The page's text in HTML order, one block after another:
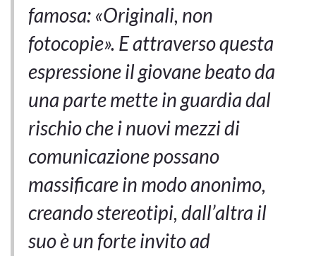
famosa: «Originali, non
fotocopie». E attraverso questa
espressione il giovane beato da
una parte mette in guardia dal
rischio che i nuovi mezzi di
comunicazione possano
massificare in modo anonimo,
creando stereotipi, dall’altra il
suo è un forte invito ad